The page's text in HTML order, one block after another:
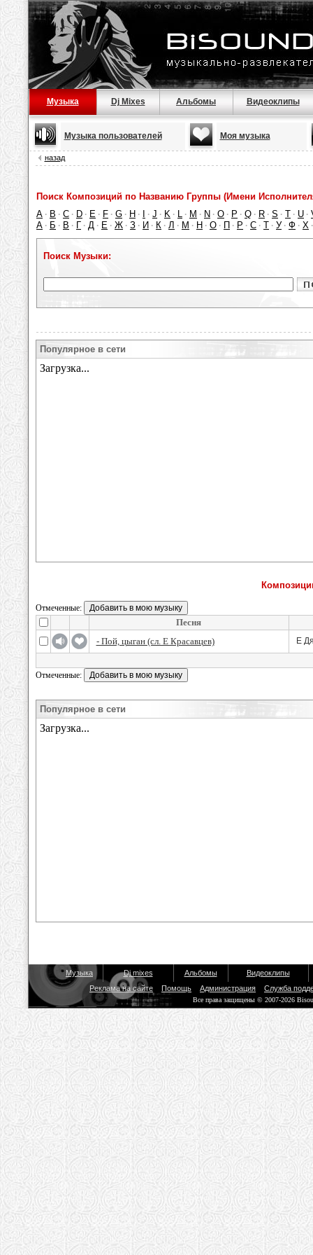
Музыка Dj Mixes Альбомы Видеоклипы
Музыка пользователей Моя музыка
назад
Поиск Композиций по Названию Группы (Имени
A · B · C · D · E · F · G · H · · J · K · L · M · N · O · P · Q · R · S · T · U ·
А · Б · В · Г · Д · Е · Ж · З · И · К · Л · М · Н · О · П · Р · С · Т · У · Ф · Х
Поиск Музыки:
Популярное в сети
Отмеченные:
Песня
- Пой, цыган (сл. Е Красавцев)
Е
Отмеченные:
Популярное в сети
Музыка Dj mixes Альбомы
Видеоклипы
Реклама на сайте
Помощь Администрация Служба
Все права защищены © 2007-2026